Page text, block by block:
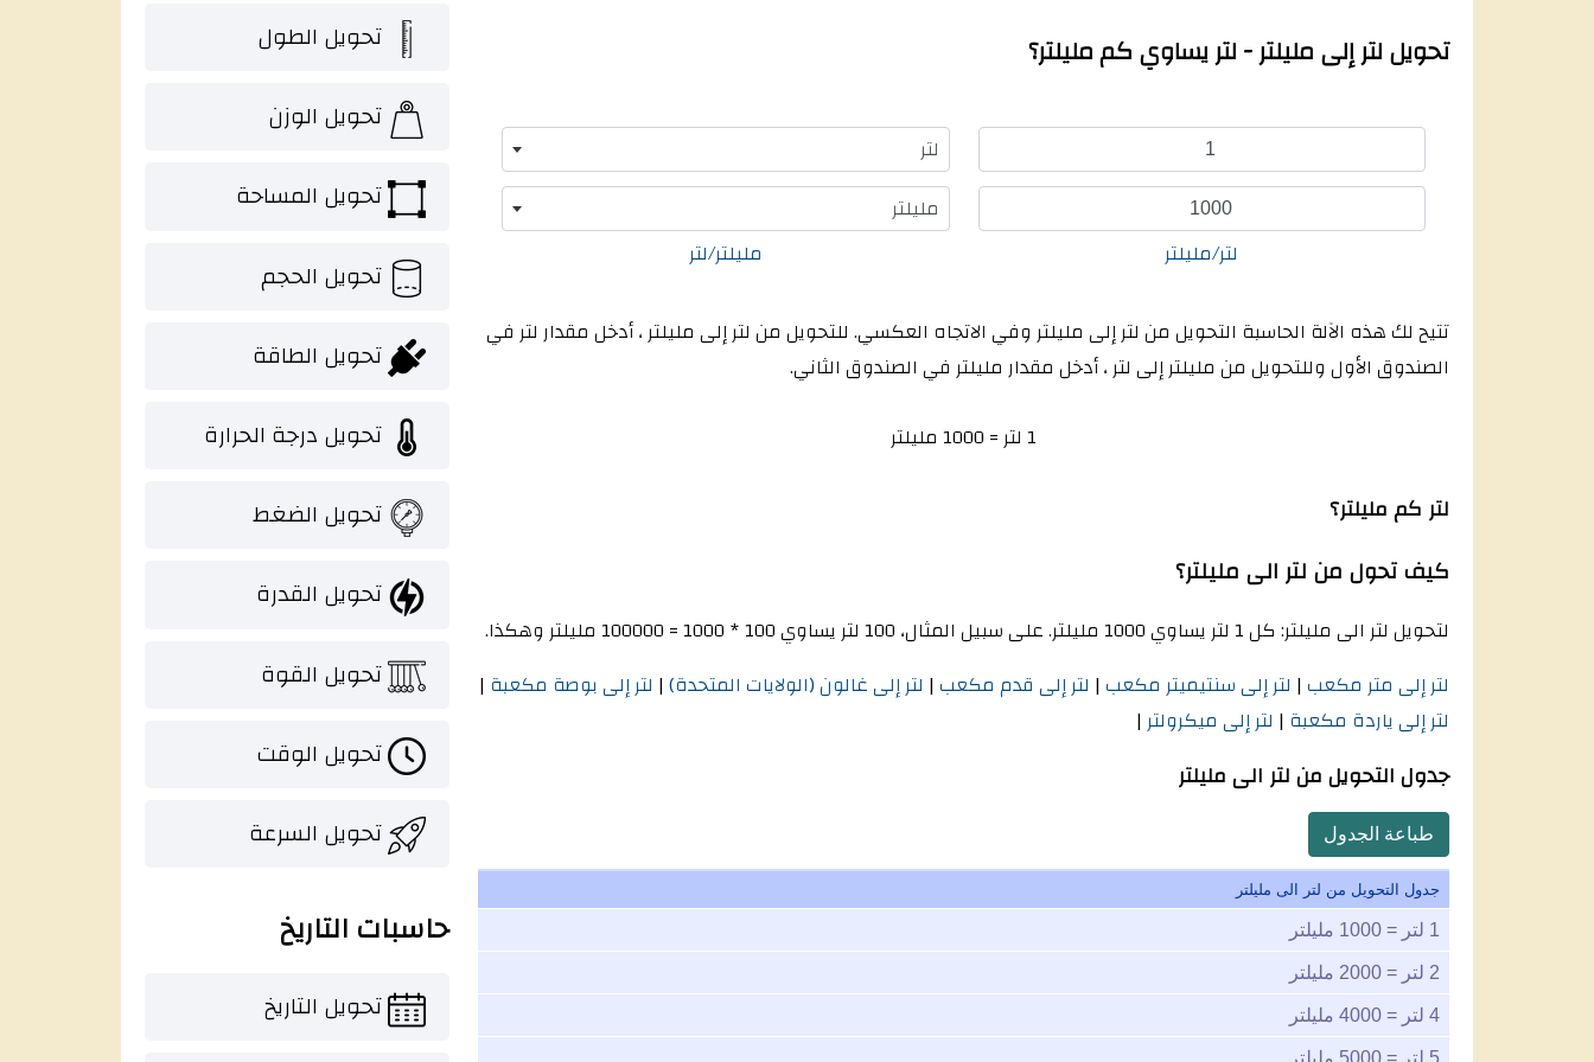
تحويل لتر إلى مليلتر - لتر يساوي كم مليلتر؟
لتر
مليلتر
لتر/مليلتر
مليلتر/لتر
تتيح لك هذه الآلة الحاسبة التحويل من لتر إلى مليلتر وفي الاتجاه العكسي. للتحويل من لتر إلى مليلتر ، أدخل مقدار لتر في
الصندوق الأول وللتحويل من مليلتر إلى لتر ، أدخل مقدار مليلتر في الصندوق الثاني.
1 لتر = 1000 مليلتر
لتر كم مليلتر؟
كيف تحول من لتر الى مليلتر؟
لتحويل لتر الى مليلتر: كل 1 لتر يساوي 1000 مليلتر. على سبيل المثال، 100 لتر يساوي 100 * 1000 = 100000 مليلتر وهكذا.
لتر إلى متر مكعب | لتر إلى سنتيميتر مكعب | لتر إلى قدم مكعب | لتر إلى غالون (الولايات المتحدة) | لتر إلى بوصة مكعبة |
لتر إلى ياردة مكعبة | لتر إلى ميكرولتر |
جدول التحويل من لتر الى مليلتر
طباعة الجدول
جدول التحويل من لتر الى مليلتر
1 لتر = 1000 مليلتر
2 لتر = 2000 مليلتر
4 لتر = 4000 مليلتر
تحويل الطول
تحويل الوزن
تحويل المساحة
تحويل الحجم
تحويل الطاقة
تحويل درجة الحرارة
تحويل الضغط
تحويل القدرة
تحويل القوة
تحويل الوقت
تحويل السرعة
حاسبات التاريخ
تحويل التاريخ